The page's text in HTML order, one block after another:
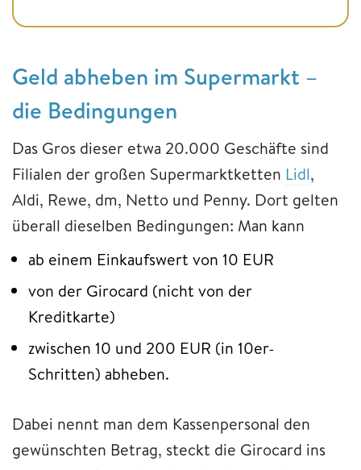
Geld abheben im Supermarkt –
die Bedingungen
Das Gros dieser etwa 20.000 Geschäfte sind
Filialen der großen Supermarktketten Lidl,
Aldi, Rewe, dm, Netto und Penny. Dort gelten
überall dieselben Bedingungen: Man kann
ab einem Einkaufswert von 10 EUR
von der Girocard (nicht von der
Kreditkarte)
zwischen 10 und 200 EUR (in 10er-
Schritten) abheben.
Dabei nennt man dem Kassenpersonal den
gewünschten Betrag, steckt die Girocard ins